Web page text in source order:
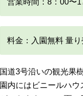
料金：入園無料 量り
国道3号沿いの観光果
園内にはビニールハ